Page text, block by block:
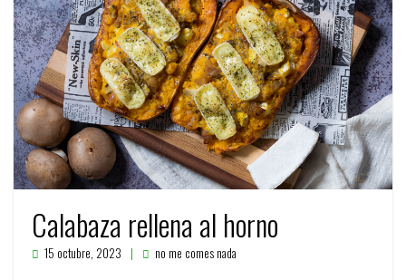
Calabaza rellena al horno
15 octubre, 2023 no me comes nada